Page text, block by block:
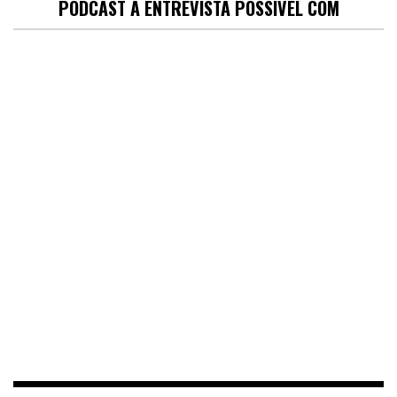
PODCAST A ENTREVISTA POSSÍVEL COM